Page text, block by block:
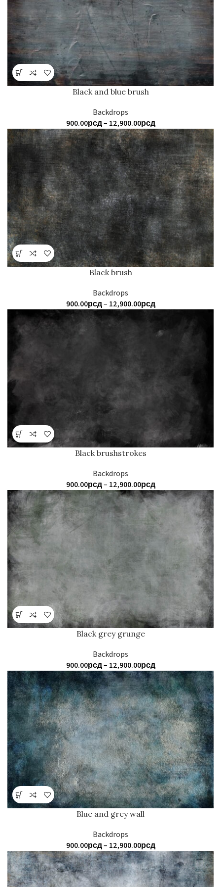
Black and blue brush
Backdrops
900.00рсд– 12,900.00рсдРаспон
цена:
од
900.00рсд
до
12,900.00рсд
Black brush
Backdrops
900.00рсд– 12,900.00рсдРаспон
900.00рсд
Black brushstrokes
Backdrops
900.00рсд– 12,900.00рсдРаспон
цена:
од
900.00рсд
до
12,900.00рсд
Black grey grunge
Backdrops
900.00рсд– 12,900.00рсдРаспон
цена:
од
900.00рсд
до
12,900.00рсд
Blue and grey wall
Backdrops
900.00рсд– 12,900.00рсдРаспон
цена:
од
900.00рсд